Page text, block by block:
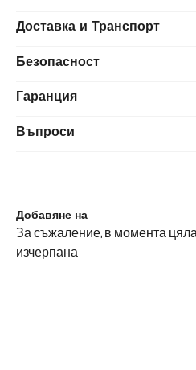
Доставка и Транспорт
Безопасност
Гаранция
Въпроси
Добавяне на
За съжаление, в момента
изчерпана